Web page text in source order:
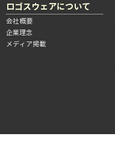
ロゴスウェアについて
会社概要
企業理念
メディア掲載